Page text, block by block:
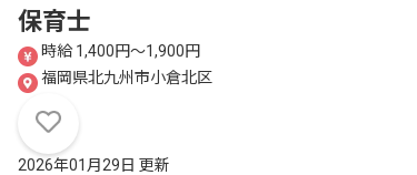
保育士
時給 1,400円〜1,900円
福岡県北九州市小倉北区
2026年01月29日 更新